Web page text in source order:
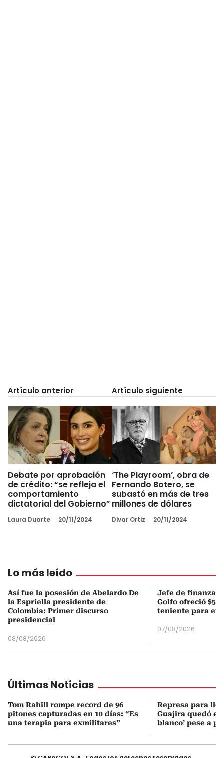
Artículo anterior
Debate por aprobación
de crédito: “se refleja el
comportamiento
dictatorial del Gobierno”
Laura Duarte 20/11/2024
Artículo siguiente
‘The Playroom’, obra de
Fernando Botero, se
subastó en más de tres
millones de dólares
Divar Ortiz 20/11/2024
Lo más leído
Así fue la posesión de Abelardo De
la Espriella presidente de
Colombia: Primer discurso
presidencial
08/08/2026
Jefe de finanzas
Golfo ofreció
teniente para
07/08/2026
Últimas Noticias
Tom Rahill rompe record de 96
pitones capturadas en 10 días: “Es
una terapia para exmilitares”
Represa para
Guajira quedó en
blanco’ pese a